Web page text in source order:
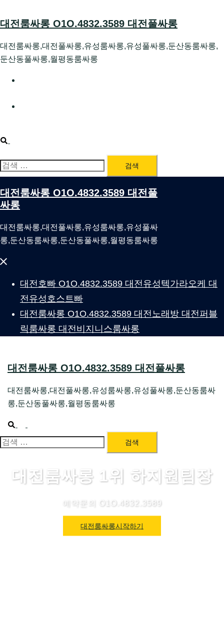
to
대전룸싸롱 O1O.4832.3589 대전풀싸롱
대전룸싸롱,대전풀싸롱,유성룸싸롱,유성풀싸롱,둔산동룸싸롱,
둔산동풀싸롱,월평동룸싸롱
Search
검
색:
대전룸싸롱 O1O.4832.3589 대전풀
싸롱
대전룸싸롱,대전풀싸롱,유성룸싸롱,유성풀싸
롱,둔산동룸싸롱,둔산동풀싸롱,월평동룸싸롱
Close
대전호빠 O1O.4832.3589 대전유성텍가라오케 대
전유성호스트빠
대전룸싸롱 O1O.4832.3589 대전노래방 대전퍼블
릭룸싸롱 대전비지니스룸싸롱
대전룸싸롱 O1O.4832.3589 대전풀싸롱
대전룸싸롱,대전풀싸롱,유성룸싸롱,유성풀싸롱,둔산동룸싸
롱,둔산동풀싸롱,월평동룸싸롱
Search
menu
검
대전룸싸롱 1위 하지원팀장
예약문의 O1O.4832.3589
대전룸싸롱시작하기